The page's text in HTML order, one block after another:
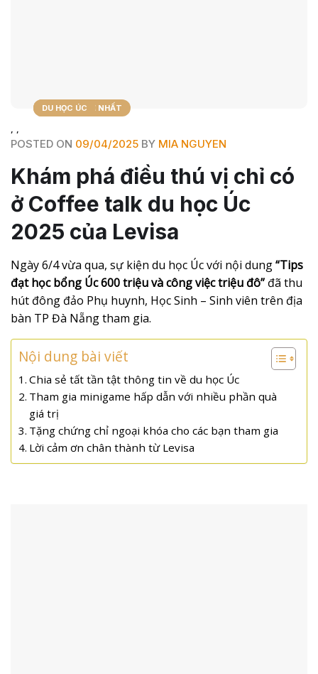
TIN TỨC MỚI NHẤT
,
BLOG
,
DU HỌC ÚC
POSTED ON 09/04/2025 BY MIA NGUYEN
Khám phá điều thú vị chỉ có
ở Coffee talk du học Úc
2025 của Levisa
Ngày 6/4 vừa qua, sự kiện du học Úc với nội dung“Tips
đạt học bổng Úc 600 triệu và công việc triệu đô” đã thu
hút đông đảo Phụ huynh, Học Sinh – Sinh viên trên địa
bàn TP Đà Nẵng tham gia.
Nội dung bài viết
Chia sẻ tất tần tật thông tin về du học Úc
Tham gia minigame hấp dẫn với nhiều phần quà
giá trị
Tặng chứng chỉ ngoại khóa cho các bạn tham gia
Lời cảm ơn chân thành từ Levisa